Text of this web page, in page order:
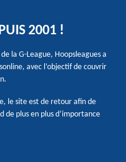
2001 !
la G-League, Hoopsleagues a
avec l’objectif de couvrir
le site est de retour afin de
de plus en plus d’importance